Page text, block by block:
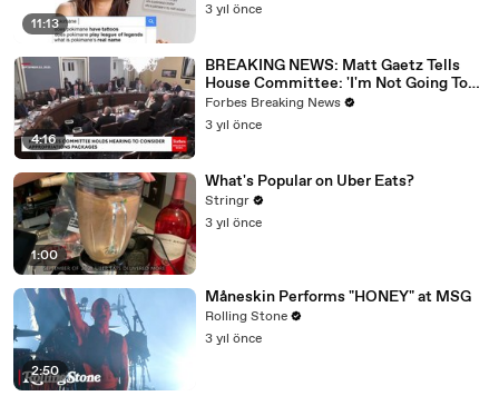
11:13
3 yıl önce
4:16
BREAKING NEWS: Matt Gaetz Tells
House Committee: 'I'm Not Going To
Vote For A Continuing Resolution'
Forbes Breaking News
3 yıl önce
1:00
What's Popular on Uber Eats?
Stringr
3 yıl önce
2:50
Måneskin Performs "HONEY" at MSG
Rolling Stone
3 yıl önce